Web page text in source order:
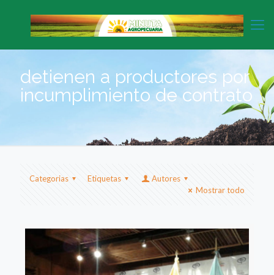
detienen a productores por
incumplimiento de contrato
Categorias Etiquetas
Autores
Mostrar todo